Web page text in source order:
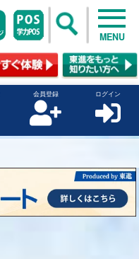
MENU
会員登録 ログイン